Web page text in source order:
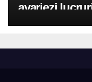
avariezi
zgarii